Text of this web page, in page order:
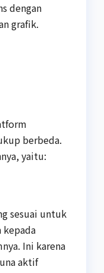
dengan
grafik.
berbeda.
yaitu:
sesuai untuk
kepada
Ini karena
aktif